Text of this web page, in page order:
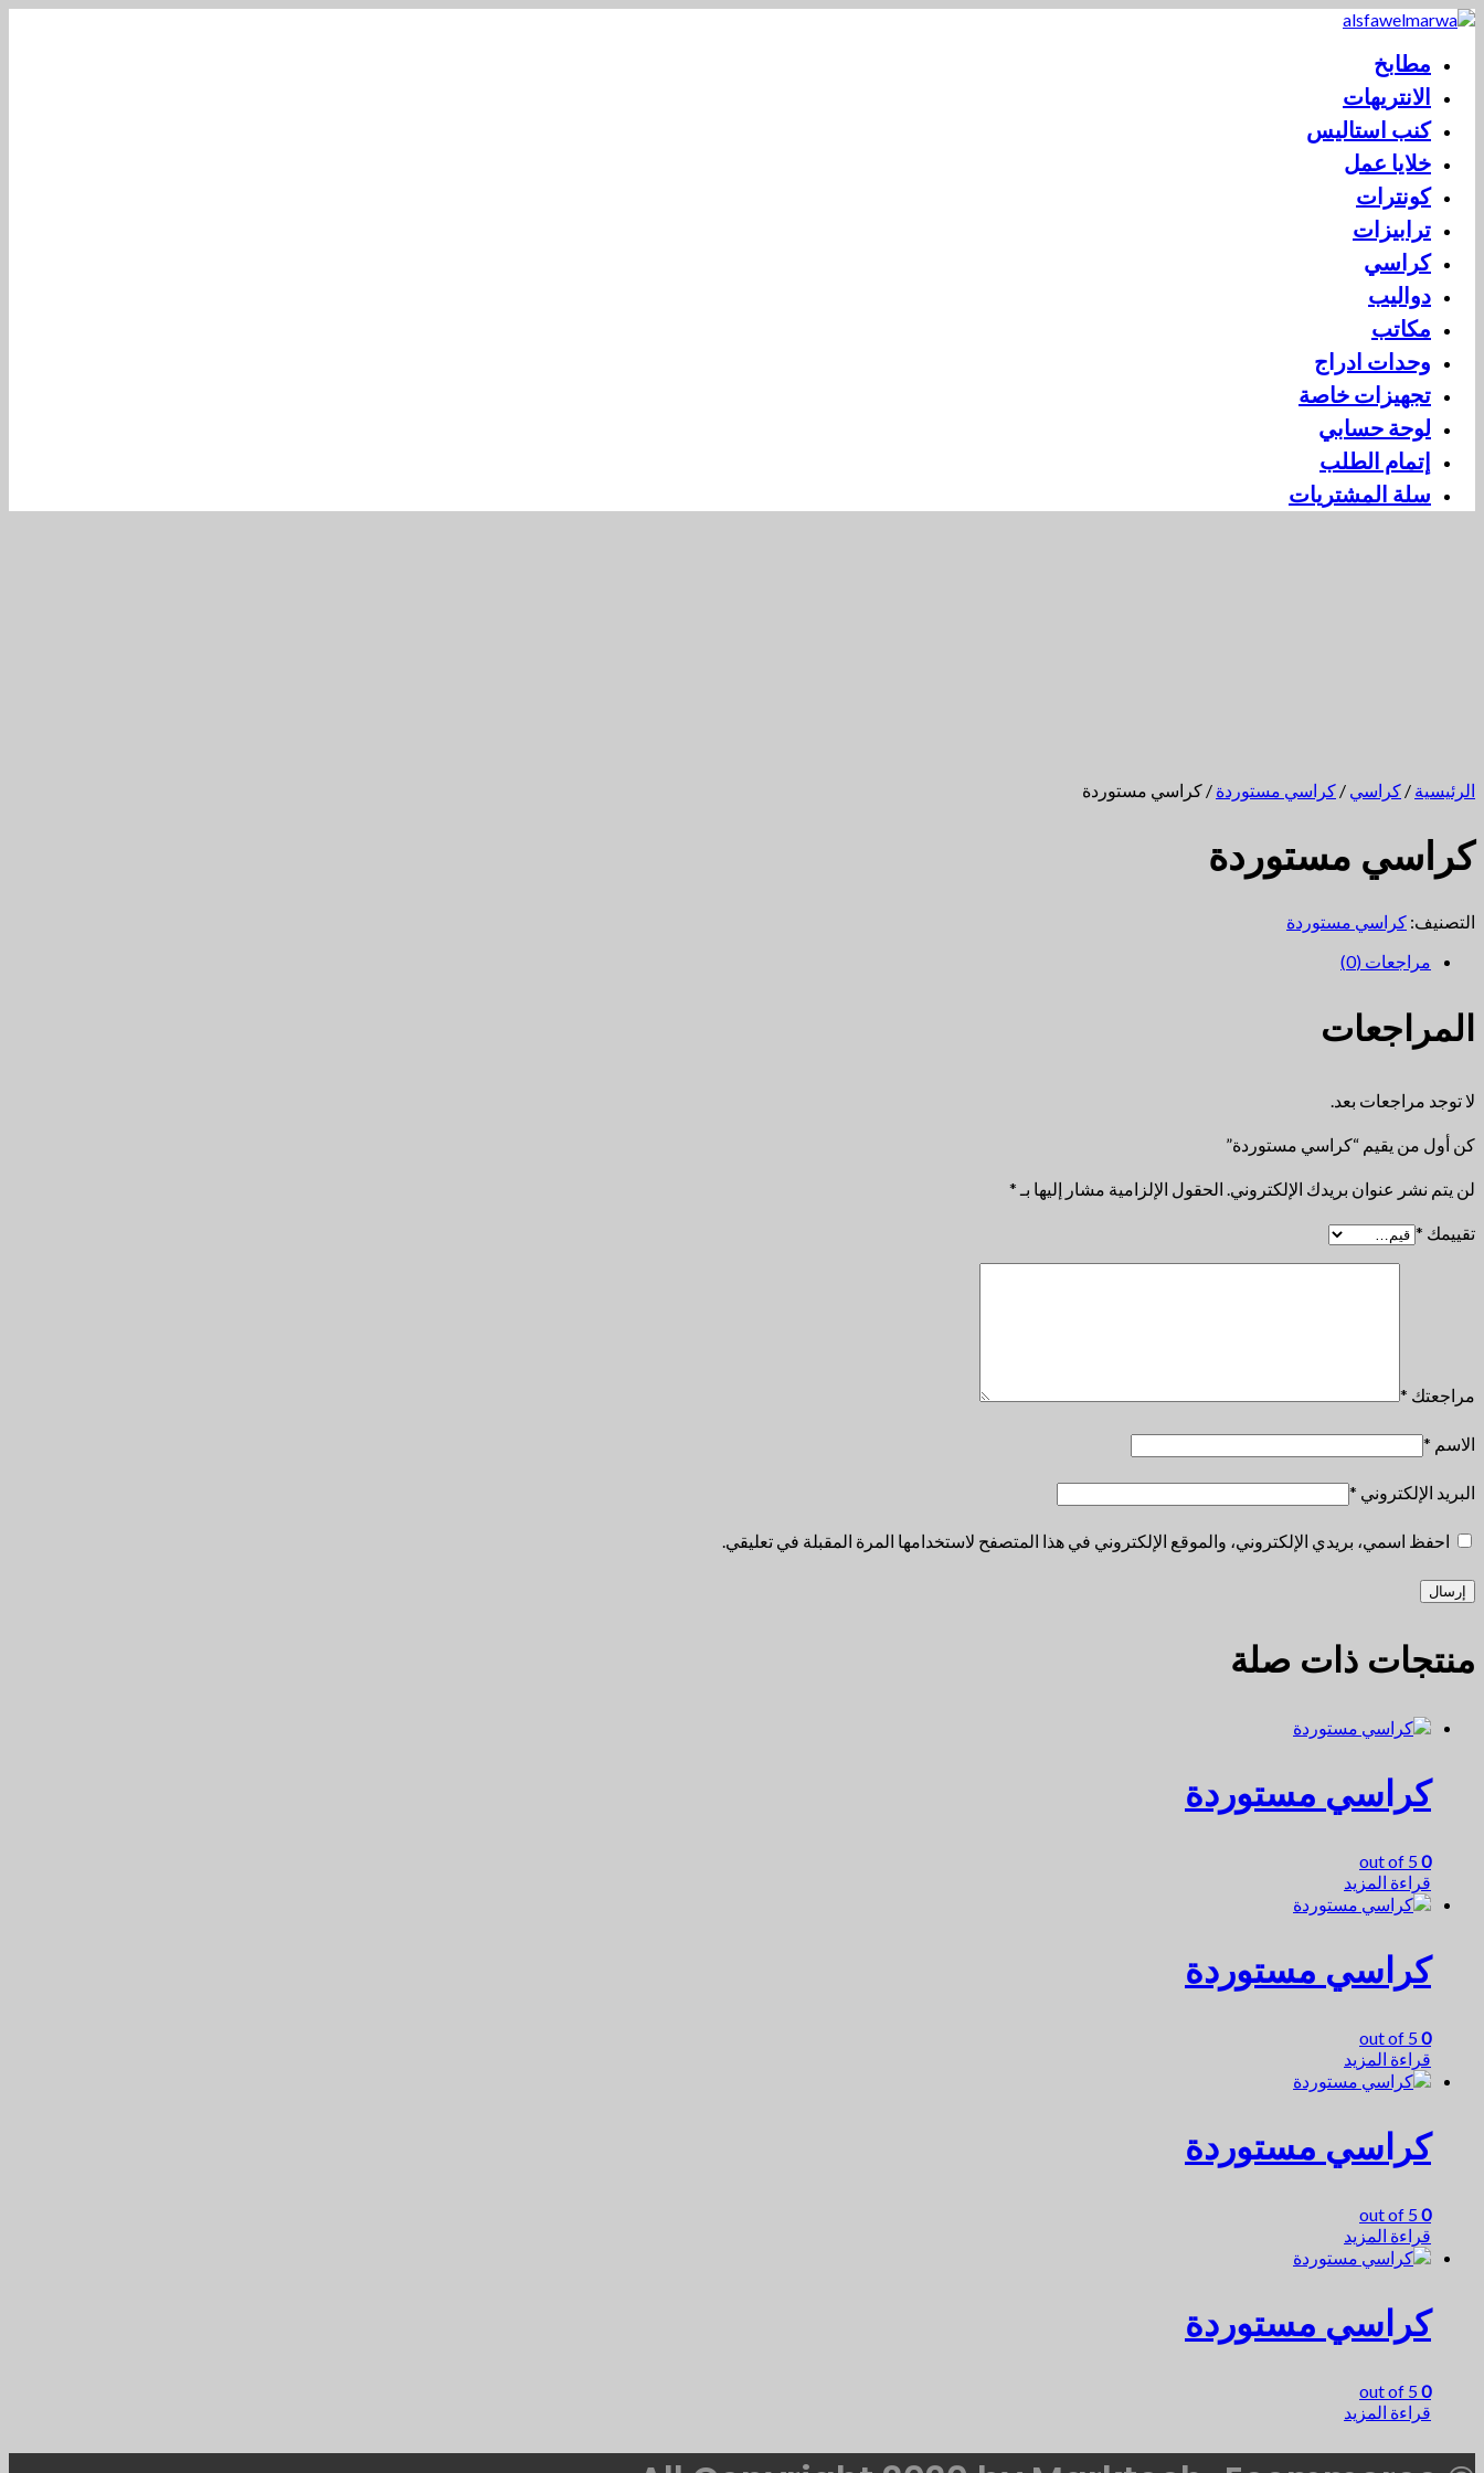
مطابخ
الانتريهات
كنب استاليس
خلايا عمل
كونترات
ترابيزات
كراسي
دواليب
مكاتب
وحدات ادراج
تجهيزات خاصة
لوحة حسابي
إتمام الطلب
سلة المشتريات
الرئيسية / كراسي / كراسي مستوردة / كراسي مستوردة
كراسي مستوردة
التصنيف: كراسي مستوردة
مراجعات (0)
المراجعات
لا توجد مراجعات بعد.
كن أول من يقيم “كراسي مستوردة”
لن يتم نشر عنوان بريدك الإلكتروني. الحقول الإلزامية مشار إليها بـ *
تقييمك *
مراجعتك *
الاسم *
البريد الإلكتروني *
احفظ اسمي، بريدي الإلكتروني، والموقع الإلكتروني في هذا المتصفح لاستخدامها المرة المقبلة في تعليقي.
منتجات ذات صلة
كراسي مستوردة
0
قراءة المزيد
كراسي مستوردة
0
قراءة المزيد
كراسي مستوردة
0
قراءة المزيد
كراسي مستوردة
0
قراءة المزيد